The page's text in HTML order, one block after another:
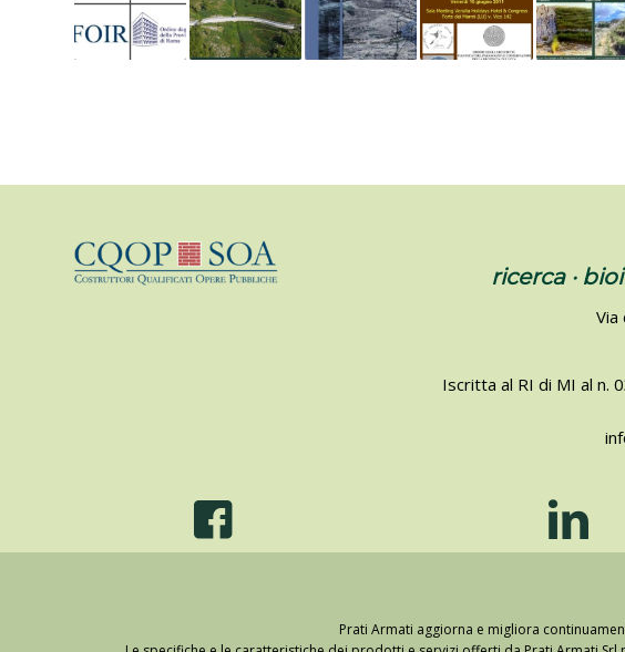
ricerca ·
Via
Iscritta al RI di MI al n.
Prati Armati aggiorna e migliora